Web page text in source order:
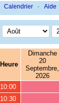
Calendrier · Aide
Heure
Dimanche
20
Septembre,
2026
10:00
10:30